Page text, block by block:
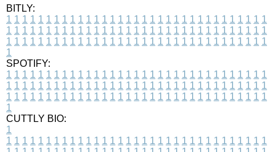
BITLY:
1 1 1 1 1 1 1 1 1 1 1 1 1 1 1 1 1 1 1 1 1 1 1 1 1 1 1 1 1 1 1 1 1
1 1 1 1 1 1 1 1 1 1 1 1 1 1 1 1 1 1 1 1 1 1 1 1 1 1 1 1 1 1 1 1 1
1 1 1 1 1 1 1 1 1 1 1 1 1 1 1 1 1 1 1 1 1 1 1 1 1 1 1 1 1 1 1 1 1
1
SPOTIFY:
1 1 1 1 1 1 1 1 1 1 1 1 1 1 1 1 1 1 1 1 1 1 1 1 1 1 1 1 1 1 1 1 1
1 1 1 1 1 1 1 1 1 1 1 1 1 1 1 1 1 1 1 1 1 1 1 1 1 1 1 1 1 1 1 1 1
1 1 1 1 1 1 1 1 1 1 1 1 1 1 1 1 1 1 1 1 1 1 1 1 1 1 1 1 1 1 1 1 1
1
CUTTLY BIO:
1
1 1 1 1 1 1 1 1 1 1 1 1 1 1 1 1 1 1 1 1 1 1 1 1 1 1 1 1 1 1 1 1 1